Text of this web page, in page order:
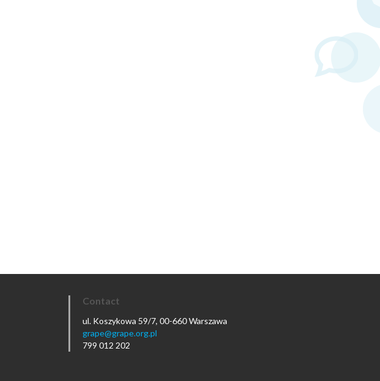
Contact
ul. Koszykowa 59/7, 00-660 Warszawa
grape@grape.org.pl
799 012 202